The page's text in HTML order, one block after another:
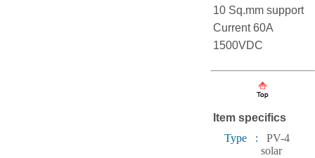
10 Sq.mm support
Current 60A
1500VDC
Item specifics
Type :
PV-4
solar